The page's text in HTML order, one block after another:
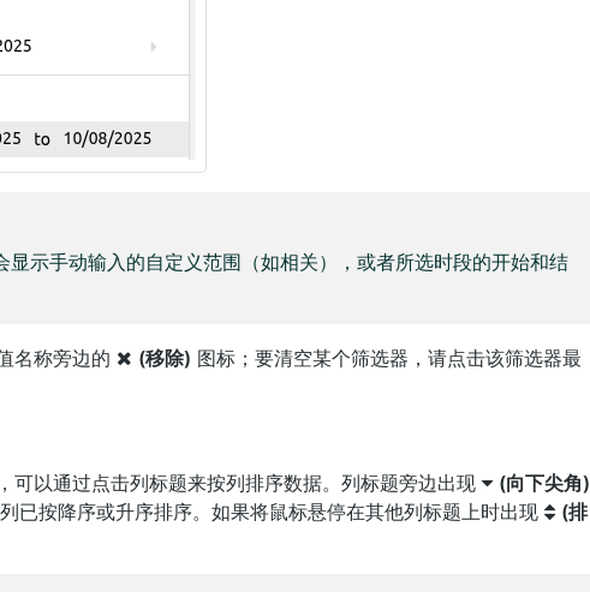
显示手动输入的自定义范围（如相关），或者所选时段的开始和结
名称旁边的 (移除) 图标；要清空某个筛选器，请点击该筛选器最
可以通过点击列标题来按列排序数据。列标题旁边出现
(向下尖角)
已按降序或升序排序。如果将鼠标悬停在其他列标题上时出现
(排